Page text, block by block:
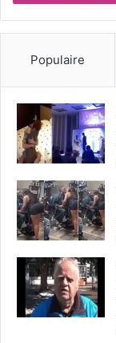
Populaire